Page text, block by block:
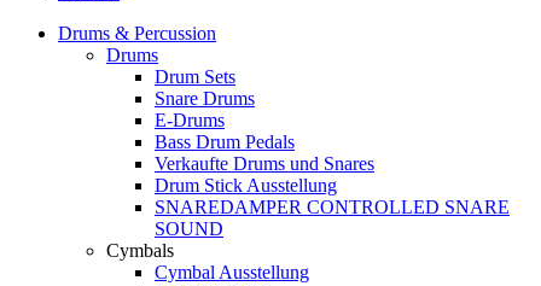
Drums & Percussion
Drums
Drum Sets
Snare Drums
E-Drums
Bass Drum Pedals
Verkaufte Drums und Snares
Drum Stick Ausstellung
SNAREDAMPER CONTROLLED SNARE
SOUND
Cymbals
Cymbal Ausstellung